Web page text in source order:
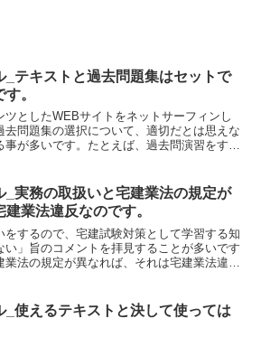
_テキストと過去問題集はセットで
。
ツとしたWEBサイトをネットサーフィンし
去問題集の選択について、適切だとは思えな
事が多いです。たとえば、過去問演習をする
_実務の取扱いと宅建業法の規定が
業法違反なのです。
をするので、宅建試験対策として学習する知
い」旨のコメントを拝見することが多いです
法の規定が異なれば、それは宅建業法違反
_使えるテキストと決して使っては